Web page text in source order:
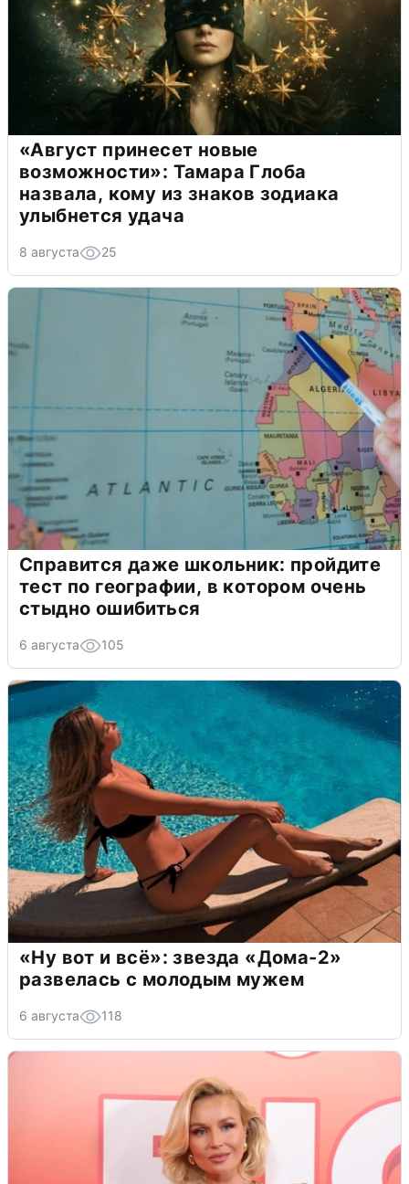
«Август принесет новые
возможности»: Тамара Глоба
назвала, кому из знаков зодиака
улыбнется удача
8 августа 25
Справится даже школьник: пройдите
тест по географии, в котором очень
стыдно ошибиться
6 августа 105
«Ну вот и всё»: звезда «Дома-2»
развелась с молодым мужем
6 августа 118